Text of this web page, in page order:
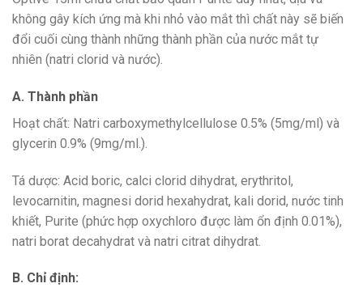
không gây kích ứng mà khi nhỏ vào mắt thì chất này sẽ biến
đổi cuối cùng thành những thành phần của nước mắt tự
nhiên (natri clorid và nước).
A. Thành phần
Hoạt chất: Natri carboxymethylcellulose 0.5% (5mg/ml) và
glycerin 0.9% (9mg/ml.).
Tá dược: Acid boric, calci clorid dihydrat, erythritol,
levocarnitin, magnesi dorid hexahydrat, kali dorid, nước tinh
khiết, Purite (phức hợp oxychloro được làm ổn định 0.01%),
natri borat decahydrat và natri citrat dihydrat.
B. Chỉ định: